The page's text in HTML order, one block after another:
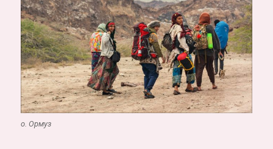
о. Ормуз